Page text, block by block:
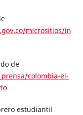
micrositios/in
de
colombia-el-
estudiantil